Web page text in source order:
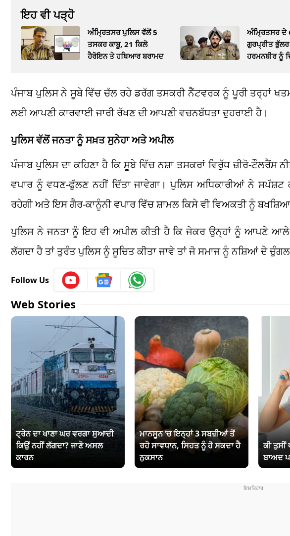
ਇਹ ਵੀ ਪੜ੍ਹੋ
ਅੰਮ੍ਰਿਤਸਰ ਪੁਲਿਸ ਵੱਲੋਂ 5
ਤਸਕਰ ਕਾਬੂ, 21 ਕਿਲੋ
ਹੈਰੋਇਨ ਤੇ ਹਥਿਆਰ ਬਰਾਮਦ
ਅੰਮ੍ਰਿਤਸਰ ਦੇ
ਗੁਰਪ੍ਰੀਤ
ਹਰਮਨਬੀਰ ਨੂੰ
ਪੰਜਾਬ ਪੁਲਿਸ ਨੇ ਸੂਬੇ ਵਿੱਚ ਚੱਲ ਰਹੇ ਡਰੱਗ ਤਸਕਰੀ ਨੈੱਟਵਰਕ ਨੂੰ ਪੂਰੀ ਤਰ੍ਹਾਂ
ਲਈ ਆਪਣੀ ਕਾਰਵਾਈ ਜਾਰੀ ਰੱਖਣ ਦੀ ਆਪਣੀ ਵਚਨਬੱਧਤਾ ਦੁਹਰਾਈ ਹੈ।
ਪੁਲਿਸ ਵੱਲੋਂ ਜਨਤਾ ਨੂੰ ਸਖ਼ਤ ਸੁਨੇਹਾ ਅਤੇ ਅਪੀਲ
ਪੰਜਾਬ ਪੁਲਿਸ ਦਾ ਕਹਿਣਾ ਹੈ ਕਿ ਸੂਬੇ ਵਿੱਚ ਨਸ਼ਾ ਤਸਕਰਾਂ ਵਿਰੁੱਧ ਜ਼ੀਰੋ-
ਵਪਾਰ ਨੂੰ ਵਧਣ-ਫੁੱਲਣ ਨਹੀਂ ਦਿੱਤਾ ਜਾਵੇਗਾ। ਪੁਲਿਸ ਅਧਿਕਾਰੀਆਂ ਨੇ ਸਪੱਸ਼ਟ
ਰਹੇਗੀ ਅਤੇ ਇਸ ਗੈਰ-ਕਾਨੂੰਨੀ ਵਪਾਰ ਵਿੱਚ ਸ਼ਾਮਲ ਕਿਸੇ ਵੀ ਵਿਅਕਤੀ ਨੂੰ ਬਖਸ਼ਿਆ
ਪੁਲਿਸ ਨੇ ਜਨਤਾ ਨੂੰ ਇਹ ਵੀ ਅਪੀਲ ਕੀਤੀ ਹੈ ਕਿ ਜੇਕਰ ਉਨ੍ਹਾਂ ਨੂੰ ਆਪਣੇ
ਲੱਗਦਾ ਹੈ ਤਾਂ ਤੁਰੰਤ ਪੁਲਿਸ ਨੂੰ ਸੂਚਿਤ ਕੀਤਾ ਜਾਵੇ ਤਾਂ ਜੋ ਸਮਾਜ ਨੂੰ ਨਸ਼ਿਆਂ ਦੇ
Follow Us
Web Stories
ਟ੍ਰੇਨ ਦਾ ਖਾਣਾ ਘਰ ਵਰਗਾ ਸੁਆਦੀ
ਕਿਉਂ ਨਹੀਂ ਲੱਗਦਾ? ਜਾਣੋ ਅਸਲ
ਕਾਰਨ
ਮਾਨਸੂਨ ‘ਚ ਇਨ੍ਹਾਂ 3 ਸਬਜ਼ੀਆਂ ਤੋਂ
ਰਹੋ ਸਾਵਧਾਨ, ਸਿਹਤ ਨੂੰ ਹੋ ਸਕਦਾ ਹੈ
ਨੁਕਸਾਨ
ਕੀ
ਬਾਅਦ